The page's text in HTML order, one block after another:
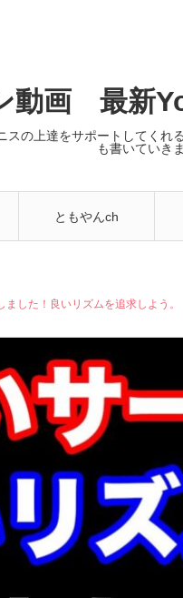
動画 最新
の上達をサポートしてく
も書いていき
ともやんch
した！良いリズムを追求しよう。